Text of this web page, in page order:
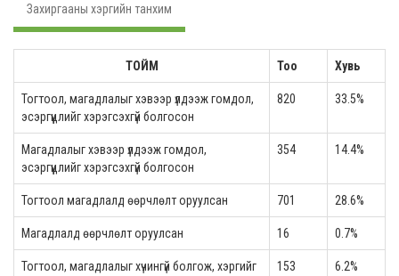
Захиргааны хэргийн танхим
ТОЙМ Тоо Хувь
Тогтоол, магадлалыг хэвээр үлдээж гомдол,
эсэргүүцлийг хэрэгсэхгүй болгосон
820 33.5%
Магадлалыг хэвээр үлдээж гомдол,
эсэргүүцлийг хэрэгсэхгүй болгосон
354 14.4%
Тогтоол магадлалд өөрчлөлт оруулсан 701 28.6%
Магадлалд өөрчлөлт оруулсан 16 0.7%
Тогтоол, магадлалыг хүчингүй болгож, хэргийг
153 6.2%